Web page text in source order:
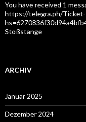
You have received 1
https://telegra.ph/
Stoßstange
ARCHIV
Januar 2025
Dezember 2024